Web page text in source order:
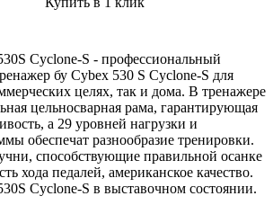
Cyclone-S - профессиональный
бу Cybex 530 S Cyclone-S для
целях, так и дома. В тренажере
цельносварная рама, гарантирующая
а 29 уровней нагрузки и
обеспечат разнообразие тренировки.
способствующие правильной осанке
хода педалей, американское качество.
Cyclone-S в выставочном состоянии.